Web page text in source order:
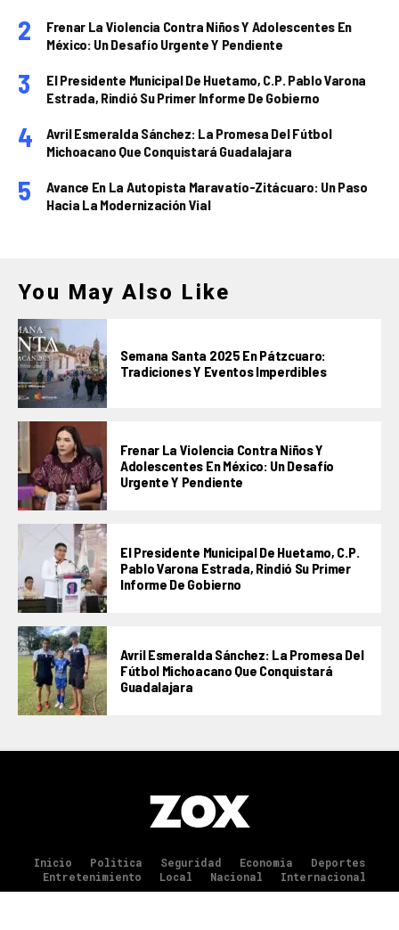
Frenar La Violencia Contra Niños Y Adolescentes En
México: Un Desafío Urgente Y Pendiente
El Presidente Municipal De Huetamo, C.P. Pablo Varona
Estrada, Rindió Su Primer Informe De Gobierno
Avril Esmeralda Sánchez: La Promesa Del Fútbol
Michoacano Que Conquistará Guadalajara
Avance En La Autopista Maravatío-Zitácuaro: Un Paso
Hacia La Modernización Vial
You May Also Like
Semana Santa 2025 En Pátzcuaro:
Tradiciones Y Eventos Imperdibles
Frenar La Violencia Contra Niños Y
Adolescentes En México: Un Desafío
Urgente Y Pendiente
El Presidente Municipal De Huetamo, C.P.
Pablo Varona Estrada, Rindió Su Primer
Informe De Gobierno
Avril Esmeralda Sánchez: La Promesa Del
Fútbol Michoacano Que Conquistará
Guadalajara
Inicio Politica Seguridad Economia
Deportes
Entretenimiento
Local Nacional Internacional